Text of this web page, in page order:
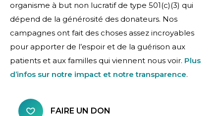
organisme à but non lucratif de type 501(c)(3) qui
dépend de la générosité des donateurs. Nos
campagnes ont fait des choses assez incroyables
pour apporter de l’espoir et de la guérison aux
patients et aux familles qui viennent nous voir. Plus
d’infos sur notre impact et notre transparence.
FAIRE UN DON